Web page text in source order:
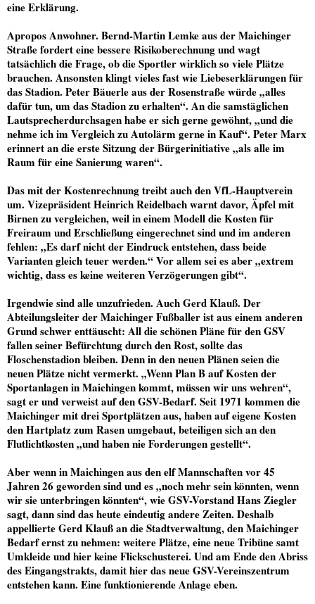
eine Erklärung.
Apropos Anwohner. Bernd-Martin Lemke aus der Maichinger
Straße fordert eine bessere Risikoberechnung und wagt
tatsächlich die Frage, ob die Sportler wirklich so viele Plätze
brauchen. Ansonsten klingt vieles fast wie Liebeserklärungen für
das Stadion. Peter Bäuerle aus der Rosenstraße würde „alles
dafür tun, um das Stadion zu erhalten“. An die samstäglichen
Lautsprecherdurchsagen habe er sich gerne gewöhnt, „und die
nehme ich im Vergleich zu Autolärm gerne in Kauf“. Peter Marx
erinnert an die erste Sitzung der Bürgerinitiative „als alle im
Raum für eine Sanierung waren“.
Das mit der Kostenrechnung treibt auch den VfL-Hauptverein
um. Vizepräsident Heinrich Reidelbach warnt davor, Äpfel mit
Birnen zu vergleichen, weil in einem Modell die Kosten für
Freiraum und Erschließung eingerechnet sind und im anderen
fehlen: „Es darf nicht der Eindruck entstehen, dass beide
Varianten gleich teuer werden.“ Vor allem sei es aber „extrem
wichtig, dass es keine weiteren Verzögerungen gibt“.
Irgendwie sind alle unzufrieden. Auch Gerd Klauß. Der
Abteilungsleiter der Maichinger Fußballer ist aus einem anderen
Grund schwer enttäuscht: All die schönen Pläne für den GSV
fallen seiner Befürchtung durch den Rost, sollte das
Floschenstadion bleiben. Denn in den neuen Plänen seien die
neuen Plätze nicht vermerkt. „Wenn Plan B auf Kosten der
Sportanlagen in Maichingen kommt, müssen wir uns wehren“,
sagt er und verweist auf den GSV-Bedarf. Seit 1971 kommen die
Maichinger mit drei Sportplätzen aus, haben auf eigene Kosten
den Hartplatz zum Rasen umgebaut, beteiligen sich an den
Flutlichtkosten „und haben nie Forderungen gestellt“.
Aber wenn in Maichingen aus den elf Mannschaften vor 45
Jahren 26 geworden sind und es „noch mehr sein könnten, wenn
wir sie unterbringen könnten“, wie GSV-Vorstand Hans Ziegler
sagt, dann sind das heute eindeutig andere Zeiten. Deshalb
appellierte Gerd Klauß an die Stadtverwaltung, den Maichinger
Bedarf ernst zu nehmen: weitere Plätze, eine neue Tribüne samt
Umkleide und hier keine Flickschusterei. Und am Ende den Abriss
des Eingangstrakts, damit hier das neue GSV-Vereinszentrum
entstehen kann. Eine funktionierende Anlage eben.